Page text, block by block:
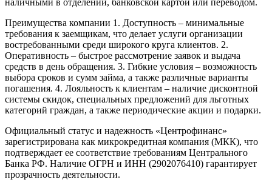
наличными в отделении, банковской картой или переводом.
Преимущества компании 1. Доступность – минимальные
требования к заемщикам, что делает услуги организации
востребованными среди широкого круга клиентов. 2.
Оперативность – быстрое рассмотрение заявок и выдача
средств в день обращения. 3. Гибкие условия – возможность
выбора сроков и сумм займа, а также различные варианты
погашения. 4. Лояльность к клиентам – наличие дисконтной
системы скидок, специальных предложений для льготных
категорий граждан, а также периодические акции и подарки.
Официальный статус и надежность «Центрофинанс»
зарегистрирована как микрокредитная компания (МКК), что
подтверждает ее соответствие требованиям Центрального
Банка РФ. Наличие ОГРН и ИНН (2902076410) гарантирует
прозрачность деятельности.